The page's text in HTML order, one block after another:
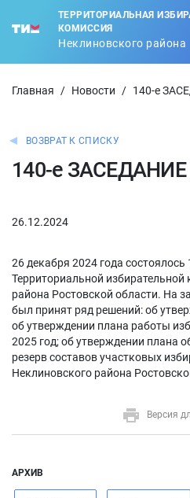
ТЕРРИТОРИАЛЬНАЯ
КОМИССИЯ
Неклиновского района
Главная / Новости / 140-е
ВОЗВРАТ К СПИСКУ
140-е
26.12.2024
26 декабря 2024 года состоялось
Территориальной
района Ростовской области. На
был принят ряд решений: об
об утверждении плана работы
2025 год; об утверждении плана
резерв составов участковых
Неклиновского района
Версия
АРХИВ